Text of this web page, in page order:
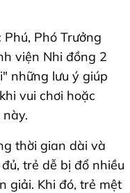
Phó Trưởng
viện Nhi đồng 2
những lưu ý giúp
vui chơi hoặc
thời gian dài và
trẻ dễ bị đổ nhiều
giải. Khi đó, trẻ mệt